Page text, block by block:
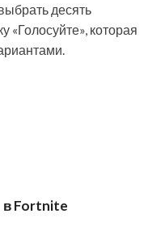
десять
«Голосуйте», которая
в Fortnite